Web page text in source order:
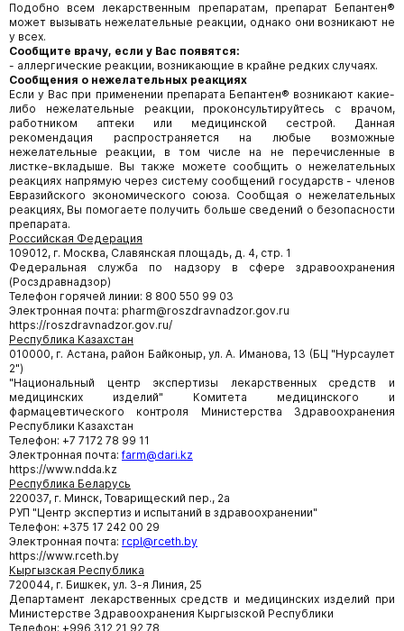
Подобно всем лекарственным препаратам, препарат Бепантен®
может вызывать нежелательные реакции, однако они возникают не
у всех.
Сообщите врачу, если у Вас появятся:
- аллергические реакции, возникающие в крайне редких случаях.
Сообщения о нежелательных реакциях
Если у Вас при применении препарата Бепантен® возникают какие-
либо нежелательные реакции, проконсультируйтесь с врачом,
работником аптеки или медицинской сестрой. Данная
рекомендация распространяется на любые возможные
нежелательные реакции, в том числе на не перечисленные в
листке-вкладыше. Вы также можете сообщить о нежелательных
реакциях напрямую через систему сообщений государств - членов
Евразийского экономического союза. Сообщая о нежелательных
реакциях, Вы помогаете получить больше сведений о безопасности
препарата.
Российская Федерация
109012, г. Москва, Славянская площадь, д. 4, стр. 1
Федеральная служба по надзору в сфере здравоохранения
(Росздравнадзор)
Телефон горячей линии: 8 800 550 99 03
Электронная почта: pharm@roszdravnadzor.gov.ru
https://roszdravnadzor.gov.ru/
Республика Казахстан
010000, г. Астана, район Байконыр, ул. А. Иманова, 13 (БЦ "Нурсаулет
2")
"Национальный центр экспертизы лекарственных средств и
медицинских изделий" Комитета медицинского и
фармацевтического контроля Министерства Здравоохранения
Республики Казахстан
Телефон: +7 7172 78 99 11
Электронная почта: farm@dari.kz
https://www.ndda.kz
Республика Беларусь
220037, г. Минск, Товарищеский пер., 2а
РУП "Центр экспертиз и испытаний в здравоохранении"
Телефон: +375 17 242 00 29
Электронная почта: rcpl@rceth.by
https://www.rceth.by
Кыргызская Республика
720044, г. Бишкек, ул. 3-я Линия, 25
Департамент лекарственных средств и медицинских изделий при
Министерстве Здравоохранения Кыргызской Республики
Телефон: +996 312 21 92 78